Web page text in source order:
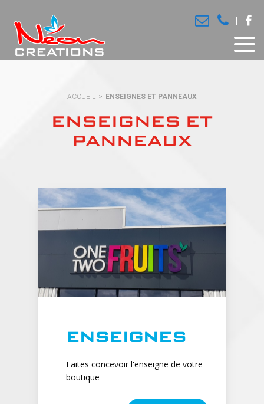
ACCUEIL ENSEIGNES ET PANNEAUX
ENSEIGNES ET
PANNEAUX
ENSEIGNES
Faites concevoir l'enseigne de votre
boutique